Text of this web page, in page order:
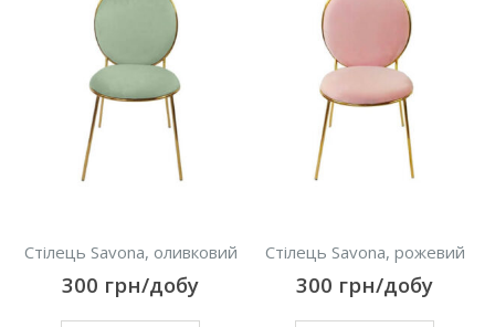
Стілець Savona, оливковий
300 грн/добу
Стілець Savona, рожевий
300 грн/добу